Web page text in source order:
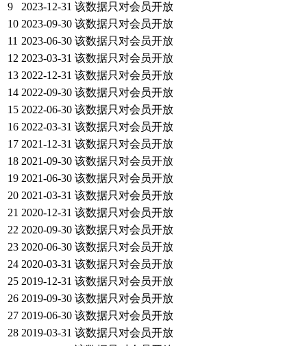
9
2023-12-31 该数据只对会员开放
10 2023-09-30 该数据只对会员开放
11 2023-06-30 该数据只对会员开放
12 2023-03-31 该数据只对会员开放
13 2022-12-31 该数据只对会员开放
14 2022-09-30 该数据只对会员开放
15 2022-06-30 该数据只对会员开放
16 2022-03-31 该数据只对会员开放
17 2021-12-31 该数据只对会员开放
18 2021-09-30 该数据只对会员开放
19 2021-06-30 该数据只对会员开放
20 2021-03-31 该数据只对会员开放
21 2020-12-31 该数据只对会员开放
22 2020-09-30 该数据只对会员开放
23 2020-06-30 该数据只对会员开放
24 2020-03-31 该数据只对会员开放
25 2019-12-31 该数据只对会员开放
26 2019-09-30 该数据只对会员开放
27 2019-06-30 该数据只对会员开放
28 2019-03-31 该数据只对会员开放